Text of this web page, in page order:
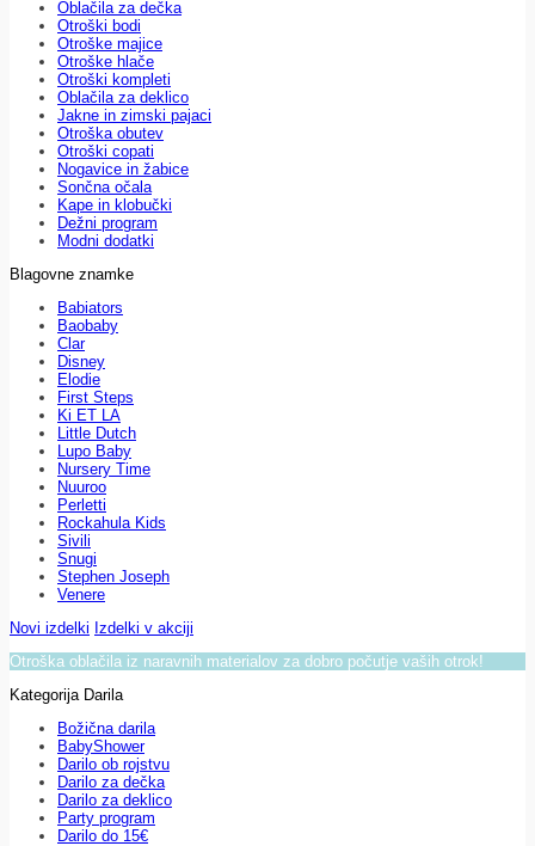
Oblačila za dečka
Otroški bodi
Otroške majice
Otroške hlače
Otroški kompleti
Oblačila za deklico
Jakne in zimski pajaci
Otroška obutev
Otroški copati
Nogavice in žabice
Sončna očala
Kape in klobučki
Dežni program
Modni dodatki
Blagovne znamke
Babiators
Baobaby
Clar
Disney
Elodie
First Steps
Ki ET LA
Little Dutch
Lupo Baby
Nursery Time
Nuuroo
Perletti
Rockahula Kids
Sivili
Snugi
Stephen Joseph
Venere
Novi izdelki Izdelki v akciji
Otroška oblačila iz naravnih materialov za dobro počutje vaših otrok!
Kategorija Darila
Božična darila
BabyShower
Darilo ob rojstvu
Darilo za dečka
Darilo za deklico
Party program
Darilo do 15€